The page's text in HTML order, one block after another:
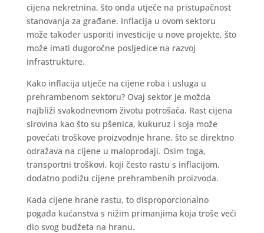
cijena nekretnina, što onda utječe na pristupačnost
stanovanja za građane. Inflacija u ovom sektoru
može također usporiti investicije u nove projekte, što
može imati dugoročne posljedice na razvoj
infrastrukture.
Kako inflacija utječe na cijene roba i usluga u
prehrambenom sektoru? Ovaj sektor je možda
najbliži svakodnevnom životu potrošača. Rast cijena
sirovina kao što su pšenica, kukuruz i soja može
povećati troškove proizvodnje hrane, što se direktno
odražava na cijene u maloprodaji. Osim toga,
transportni troškovi, koji često rastu s inflacijom,
dodatno podižu cijene prehrambenih proizvoda.
Kada cijene hrane rastu, to disproporcionalno
pogađa kućanstva s nižim primanjima koja troše veći
dio svog budžeta na hranu.